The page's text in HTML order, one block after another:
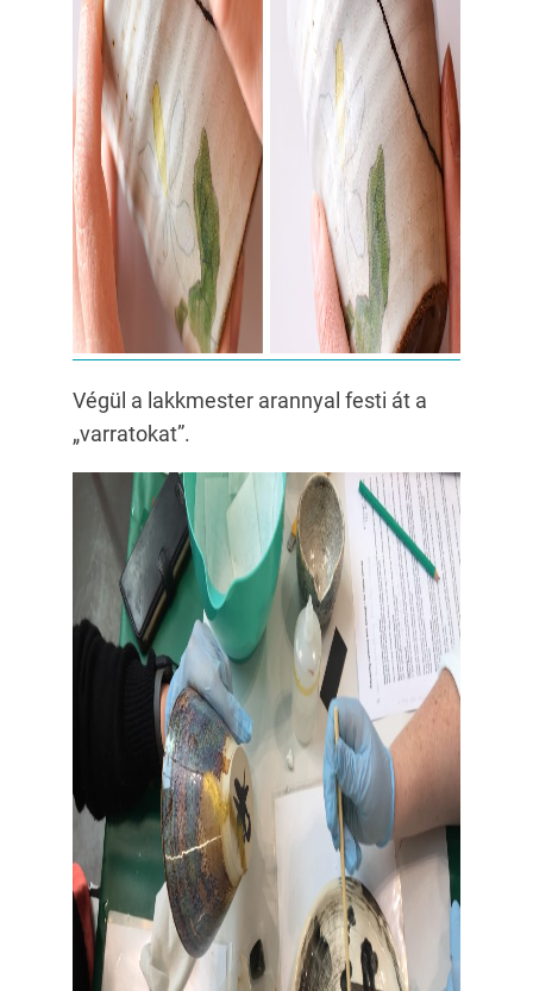
Végül a lakkmester arannyal festi át a
„varratokat”.